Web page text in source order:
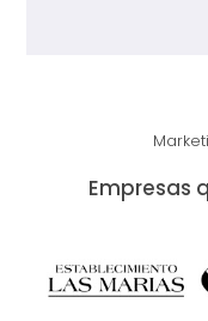
Empresas